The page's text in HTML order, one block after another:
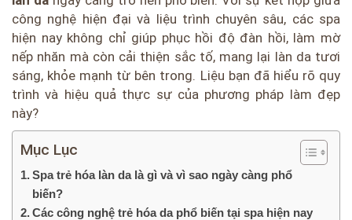
công nghệ hiện đại và liệu trình chuyên sâu, các spa
hiện nay không chỉ giúp phục hồi độ đàn hồi, làm mờ
nếp nhăn mà còn cải thiện sắc tố, mang lại làn da tươi
sáng, khỏe mạnh từ bên trong. Liệu bạn đã hiểu rõ quy
trình và hiệu quả thực sự của phương pháp làm đẹp
này?
Mục Lục
Spa trẻ hóa làn da là gì và vì sao ngày càng phổ
biến?
Các công nghệ trẻ hóa da phổ biến tại spa hiện nay